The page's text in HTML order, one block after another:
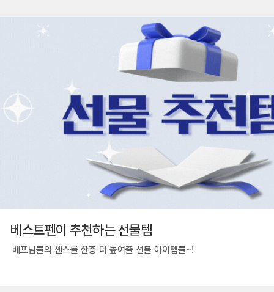
베스트펜이 추천하는 선물템
베프님들의 센스를 한층 더 높여줄 선물 아이템들~!